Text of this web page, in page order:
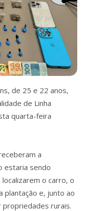
de 25 e 22 anos,
de Linha
quarta-feira
a
estaria sendo
o carro, o
plantação e, junto ao
rurais.